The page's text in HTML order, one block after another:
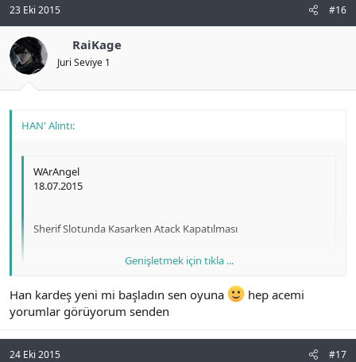
23 Eki 2015 #16
RaiKage
Juri Seviye 1
HAN' Alıntı:
WArAngel
18.07.2015
Sherif Slotunda Kasarken Atack Kapatılması
Atack durmasının sebebi Canavarın Agrodan çıkmasından
kaynaklanıyor
Genişletmek için tıkla ...
Han kardeş yeni mi başladın sen oyuna
hep acemi
yorumlar görüyorum senden
24 Eki 2015 #17